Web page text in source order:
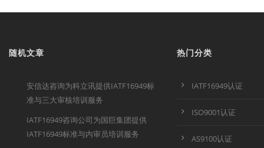
随机文章
安信达咨询为科立讯提供IATF16949标
准与三大审核培训服务
IATF16949咨询公司为国巨集团提供
IATF16949标准与内审员培训服务
热门分类
IATF16949认证
ISO9001认证
AS9100认证